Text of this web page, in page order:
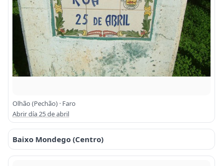
Olhão (Pechão) · Faro
Abrir día 25 de abril
Baixo Mondego (Centro)